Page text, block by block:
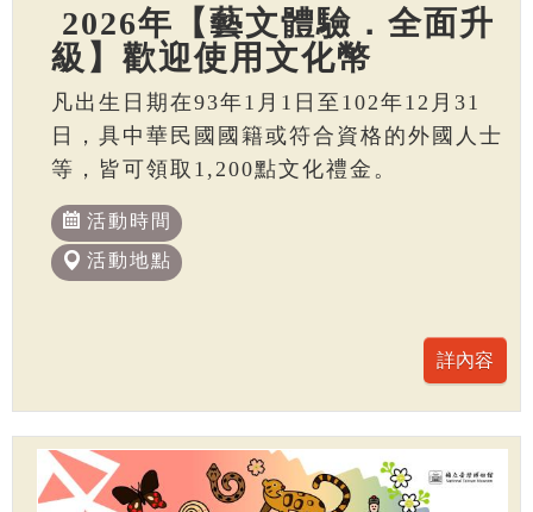
2026年【藝文體驗．全面升
級】歡迎使用文化幣
凡出生日期在93年1月1日至102年12月31
日，具中華民國國籍或符合資格的外國人士
等，皆可領取1,200點文化禮金。
活動時間
活動地點